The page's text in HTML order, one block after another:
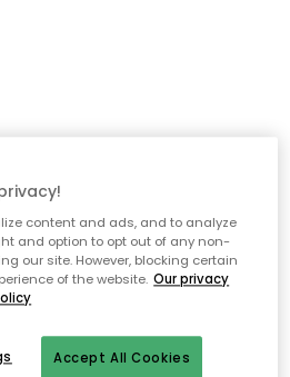
content and ads, and to analyze
and option to opt out of any non-
our site. However, blocking certain
of the website. Our privacy
Accept All Cookies